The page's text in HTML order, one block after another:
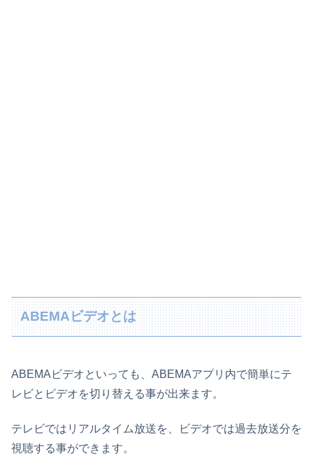
ABEMAビデオとは
ABEMAビデオといっても、ABEMAアプリ内で簡単にテ
レビとビデオを切り替える事が出来ます。
テレビではリアルタイム放送を、ビデオでは過去放送分を
視聴する事ができます。